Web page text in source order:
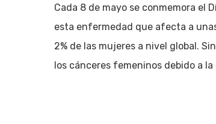
Cada 8 de mayo se conmemora el
esta enfermedad que afecta a
2% de las mujeres a nivel global.
los cánceres femeninos debido a